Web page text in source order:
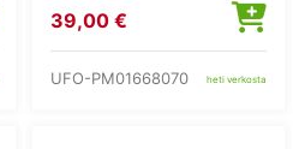
39,00 €
UFO-PM01668070 heti verkosta